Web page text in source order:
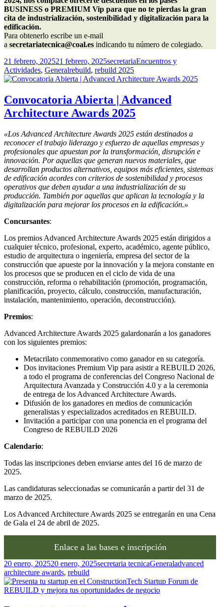
BUSINESS o PREMIUM Vip para que no te pierdas la gran
cita de industrialización, sostenibilidad y digitalización para la
edificación.
Para obtenerlo escribe un e-mail
a secretariatecnica@coal.es indicando tu número de colegiado.
Publicado
el
21 febrero, 202521 febrero, 2025Autor
secretariaCategorías
Encuentros y
Actividades, GeneralEtiquetas
rebuild, rebuild 2025
Convocatoria Abierta | Advanced
Architecture Awards 2025
«Los Advanced Architecture Awards 2025 están destinados a
reconocer el trabajo liderazgo y esfuerzo de aquellas empresas y
profesionales que apuestan por la transformación, disrupción e
innovación. Por aquellas que generan nuevos materiales, que
desarrollan productos alternativos, equipos más eficientes, sistemas
de edificación acordes con criterios de sostenibilidad y procesos
operativos que deben ayudar a una industrialización de su
producción. También por aquellas que aplican la tecnología y la
digitalización para mejorar los procesos en la edificación.»
Concursantes:
Los premios Advanced Architecture Awards 2025 están dirigidos a
cualquier técnico, profesional, experto, académico, agente público,
estudio de arquitectura o ingeniería, empresa del sector de la
construcción que apueste por la innovación y la mejora constante en
los procesos que se producen en el ciclo de vida de una
construcción, reforma o rehabilitación (promoción, programación,
planificación, proyecto, cálculo, construcción, manufacturación,
instalación, mantenimiento, operación, deconstrucción).
Premios:
Advanced Architecture Awards 2025 galardonarán a los ganadores
con los siguientes premios:
Metacrilato conmemorativo como ganador en su categoría.
Dos invitaciones Premium Vip para asistir a REBUILD 2026,
a todo el programa de conferencias del Congreso Nacional de
Arquitectura Avanzada y Construcción 4.0 y a la ceremonia
de entrega de los Advanced Architecture Awards.
Difusión de los ganadores en medios de comunicación
generalistas y especializados acreditados en REBUILD.
Invitación a participar con una ponencia en el programa del
Congreso de REBUILD 2026
Calendario:
Todas las inscripciones deben enviarse antes del 16 de marzo de
2025.
Las candidaturas seleccionadas se comunicarán a partir del 31 de
marzo de 2025.
Los Advanced Architecture Awards 2025 se entregarán en una Cena
de Gala el 24 de abril de 2025.
Enlace a las bases e inscripción
Publicado
el
20 enero, 202520 enero, 2025Autor
secretaria tecnicaCategorías
GeneralEtiquetas
advanced
architecture awards, rebuild